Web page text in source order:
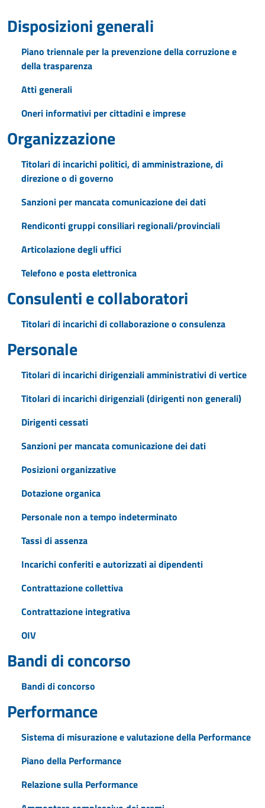
Disposizioni generali
Piano triennale per la prevenzione della corruzione e
della trasparenza
Atti generali
Oneri informativi per cittadini e imprese
Organizzazione
Titolari di incarichi politici, di amministrazione, di
direzione o di governo
Sanzioni per mancata comunicazione dei dati
Rendiconti gruppi consiliari regionali/provinciali
Articolazione degli uffici
Telefono e posta elettronica
Consulenti e collaboratori
Titolari di incarichi di collaborazione o consulenza
Personale
Titolari di incarichi dirigenziali amministrativi di vertice
Titolari di incarichi dirigenziali (dirigenti non generali)
Dirigenti cessati
Sanzioni per mancata comunicazione dei dati
Posizioni organizzative
Dotazione organica
Personale non a tempo indeterminato
Tassi di assenza
Incarichi conferiti e autorizzati ai dipendenti
Contrattazione collettiva
Contrattazione integrativa
OIV
Bandi di concorso
Bandi di concorso
Performance
Sistema di misurazione e valutazione della Performance
Piano della Performance
Relazione sulla Performance